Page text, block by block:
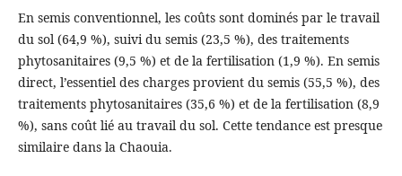
En semis conventionnel, les coûts sont dominés par le travail
du sol (64,9 %), suivi du semis (23,5 %), des traitements
phytosanitaires (9,5 %) et de la fertilisation (1,9 %). En semis
direct, l’essentiel des charges provient du semis (55,5 %), des
traitements phytosanitaires (35,6 %) et de la fertilisation (8,9
%), sans coût lié au travail du sol. Cette tendance est presque
similaire dans la Chaouia.